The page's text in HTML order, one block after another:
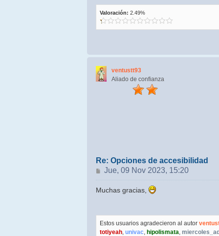
Valoración: 2.49%
ventustt93
Aliado de confianza
Re: Opciones de accesibilidad
Mensaje
Jue, 09 Nov 2023, 15:20
Muchas gracias,
Estos usuarios agradecieron al autor
totiyeah, univac, hipolismata,